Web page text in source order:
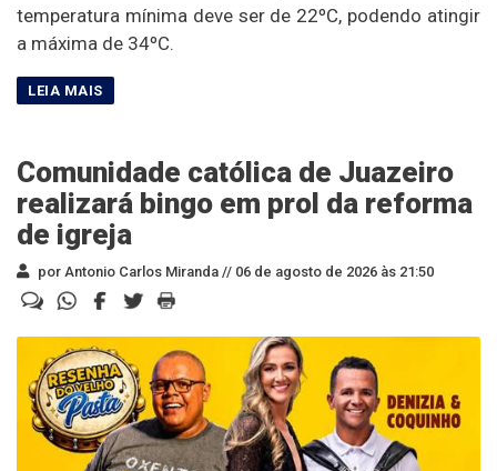
temperatura mínima deve ser de 22ºC, podendo atingir
a máxima de 34ºC.
Comunidade católica de Juazeiro
realizará bingo em prol da reforma
de igreja
por Antonio Carlos Miranda // 06 de agosto de 2026 às 21:50